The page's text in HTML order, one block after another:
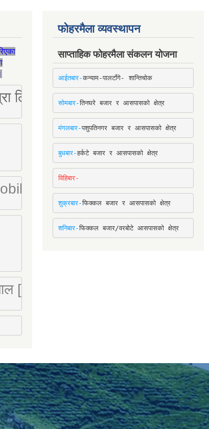
प्रा लि [Mobile: 9851034034]
: 9842780266]
[Mobile : 9851066274]
फोहरमैला व्यवस्थापन
साप्ताहिक फोहरमैला संकलन योजना
आईतबार-कन्याम-पालटाँगे- शान्तिचोक
सोमबार-तिनघरे बजार र आसपासको क्षेत्र
मंगलबार-पशुपतिनगर बजार र आसपासको क्षेत्र
बुधबार-हर्कटे बजार र आसपासको क्षेत्र
विहिबार-
शुक्रबार-फिक्कल बजार र आसपासको क्षेत्र
शनिबार-फिक्कल बजार/वरबोटे आसपासको क्षेत्र